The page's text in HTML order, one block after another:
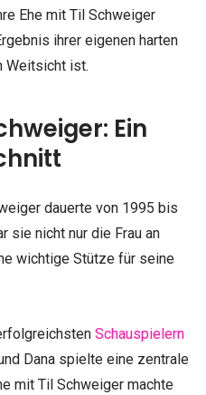
Ehe mit Til Schweiger
ihrer eigenen harten
Weitsicht ist.
Ein
dauerte von 1995 bis
sie nicht nur die Frau an
wichtige Stütze für seine
Schauspielern
Dana spielte eine zentrale
mit Til Schweiger machte